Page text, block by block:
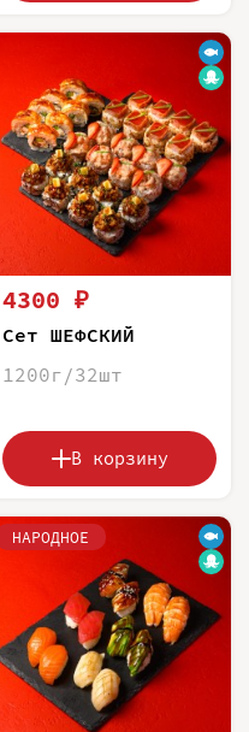
4300 ₽
Сет ШЕФСКИЙ
1200г/32шт
В корзину
НАРОДНОЕ